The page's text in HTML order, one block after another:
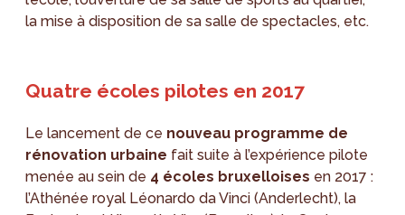
la mise à disposition de sa salle de spectacles, etc.
Quatre écoles pilotes en 2017
Le lancement de ce nouveau programme de
rénovation urbaine fait suite à l’expérience pilote
menée au sein de 4 écoles bruxelloises en 2017 :
l’Athénée royal Léonardo da Vinci (Anderlecht), la